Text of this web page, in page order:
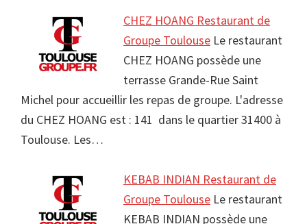
CHEZ HOANG Restaurant de
Groupe Toulouse Le restaurant
CHEZ HOANG possède une
terrasse Grande-Rue Saint
Michel pour accueillir les repas de groupe. L'adresse
du CHEZ HOANG est : 141 dans le quartier 31400 à
Toulouse. Les…
KEBAB INDIAN Restaurant de
Groupe Toulouse Le restaurant
KEBAB INDIAN possède une